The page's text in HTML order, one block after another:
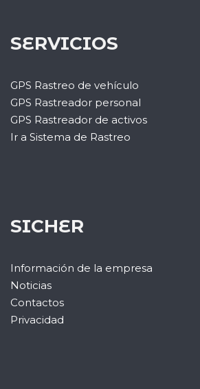
SERVICIOS
GPS Rastreo de vehículo
GPS Rastreador personal
GPS Rastreador de activos
Ir a Sistema de Rastreo
SICHER
Información de la empresa
Noticias
Contactos
Privacidad